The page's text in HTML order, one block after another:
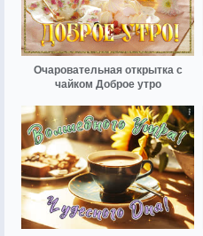
Очаровательная открытка с
чайком Доброе утро